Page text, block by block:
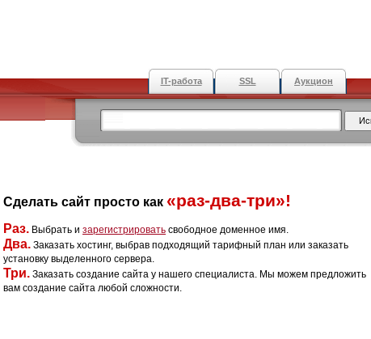
IT-работа SSL Аукцион
Сделать сайт просто как «раз-два-три»!
Раз. Выбрать и зарегистрировать свободное доменное имя.
Два. Заказать хостинг, выбрав подходящий тарифный план или заказать
установку выделенного сервера.
Три. Заказать создание сайта у нашего специалиста. Мы можем предложить
вам создание сайта любой сложности.